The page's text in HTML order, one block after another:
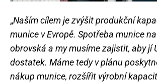
„Naším cílem je zvýšit produkční
munice v Evropě. Spotřeba munice
obrovská a my musíme zajistit, aby jí
dostatek. Máme tedy v plánu
nákup munice, rozšířit výrobní